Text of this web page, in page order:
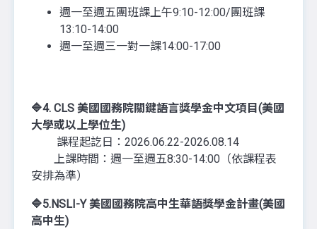
週一至週五團班課上午9:10-12:00/團班課
13:10-14:00
週一至週三一對一課14:00-17:00
🔷4. CLS 美國國務院關鍵語言獎學金中文項目 (美國
大學或以上學位生)
課程起訖日：2026.06.22-2026.08.14
上課時間：週一至週五8:30-14:00（依課程表
安排為準）
🔷5.NSLI-Y 美國國務院高中生華語獎學金計畫(美國
高中生)